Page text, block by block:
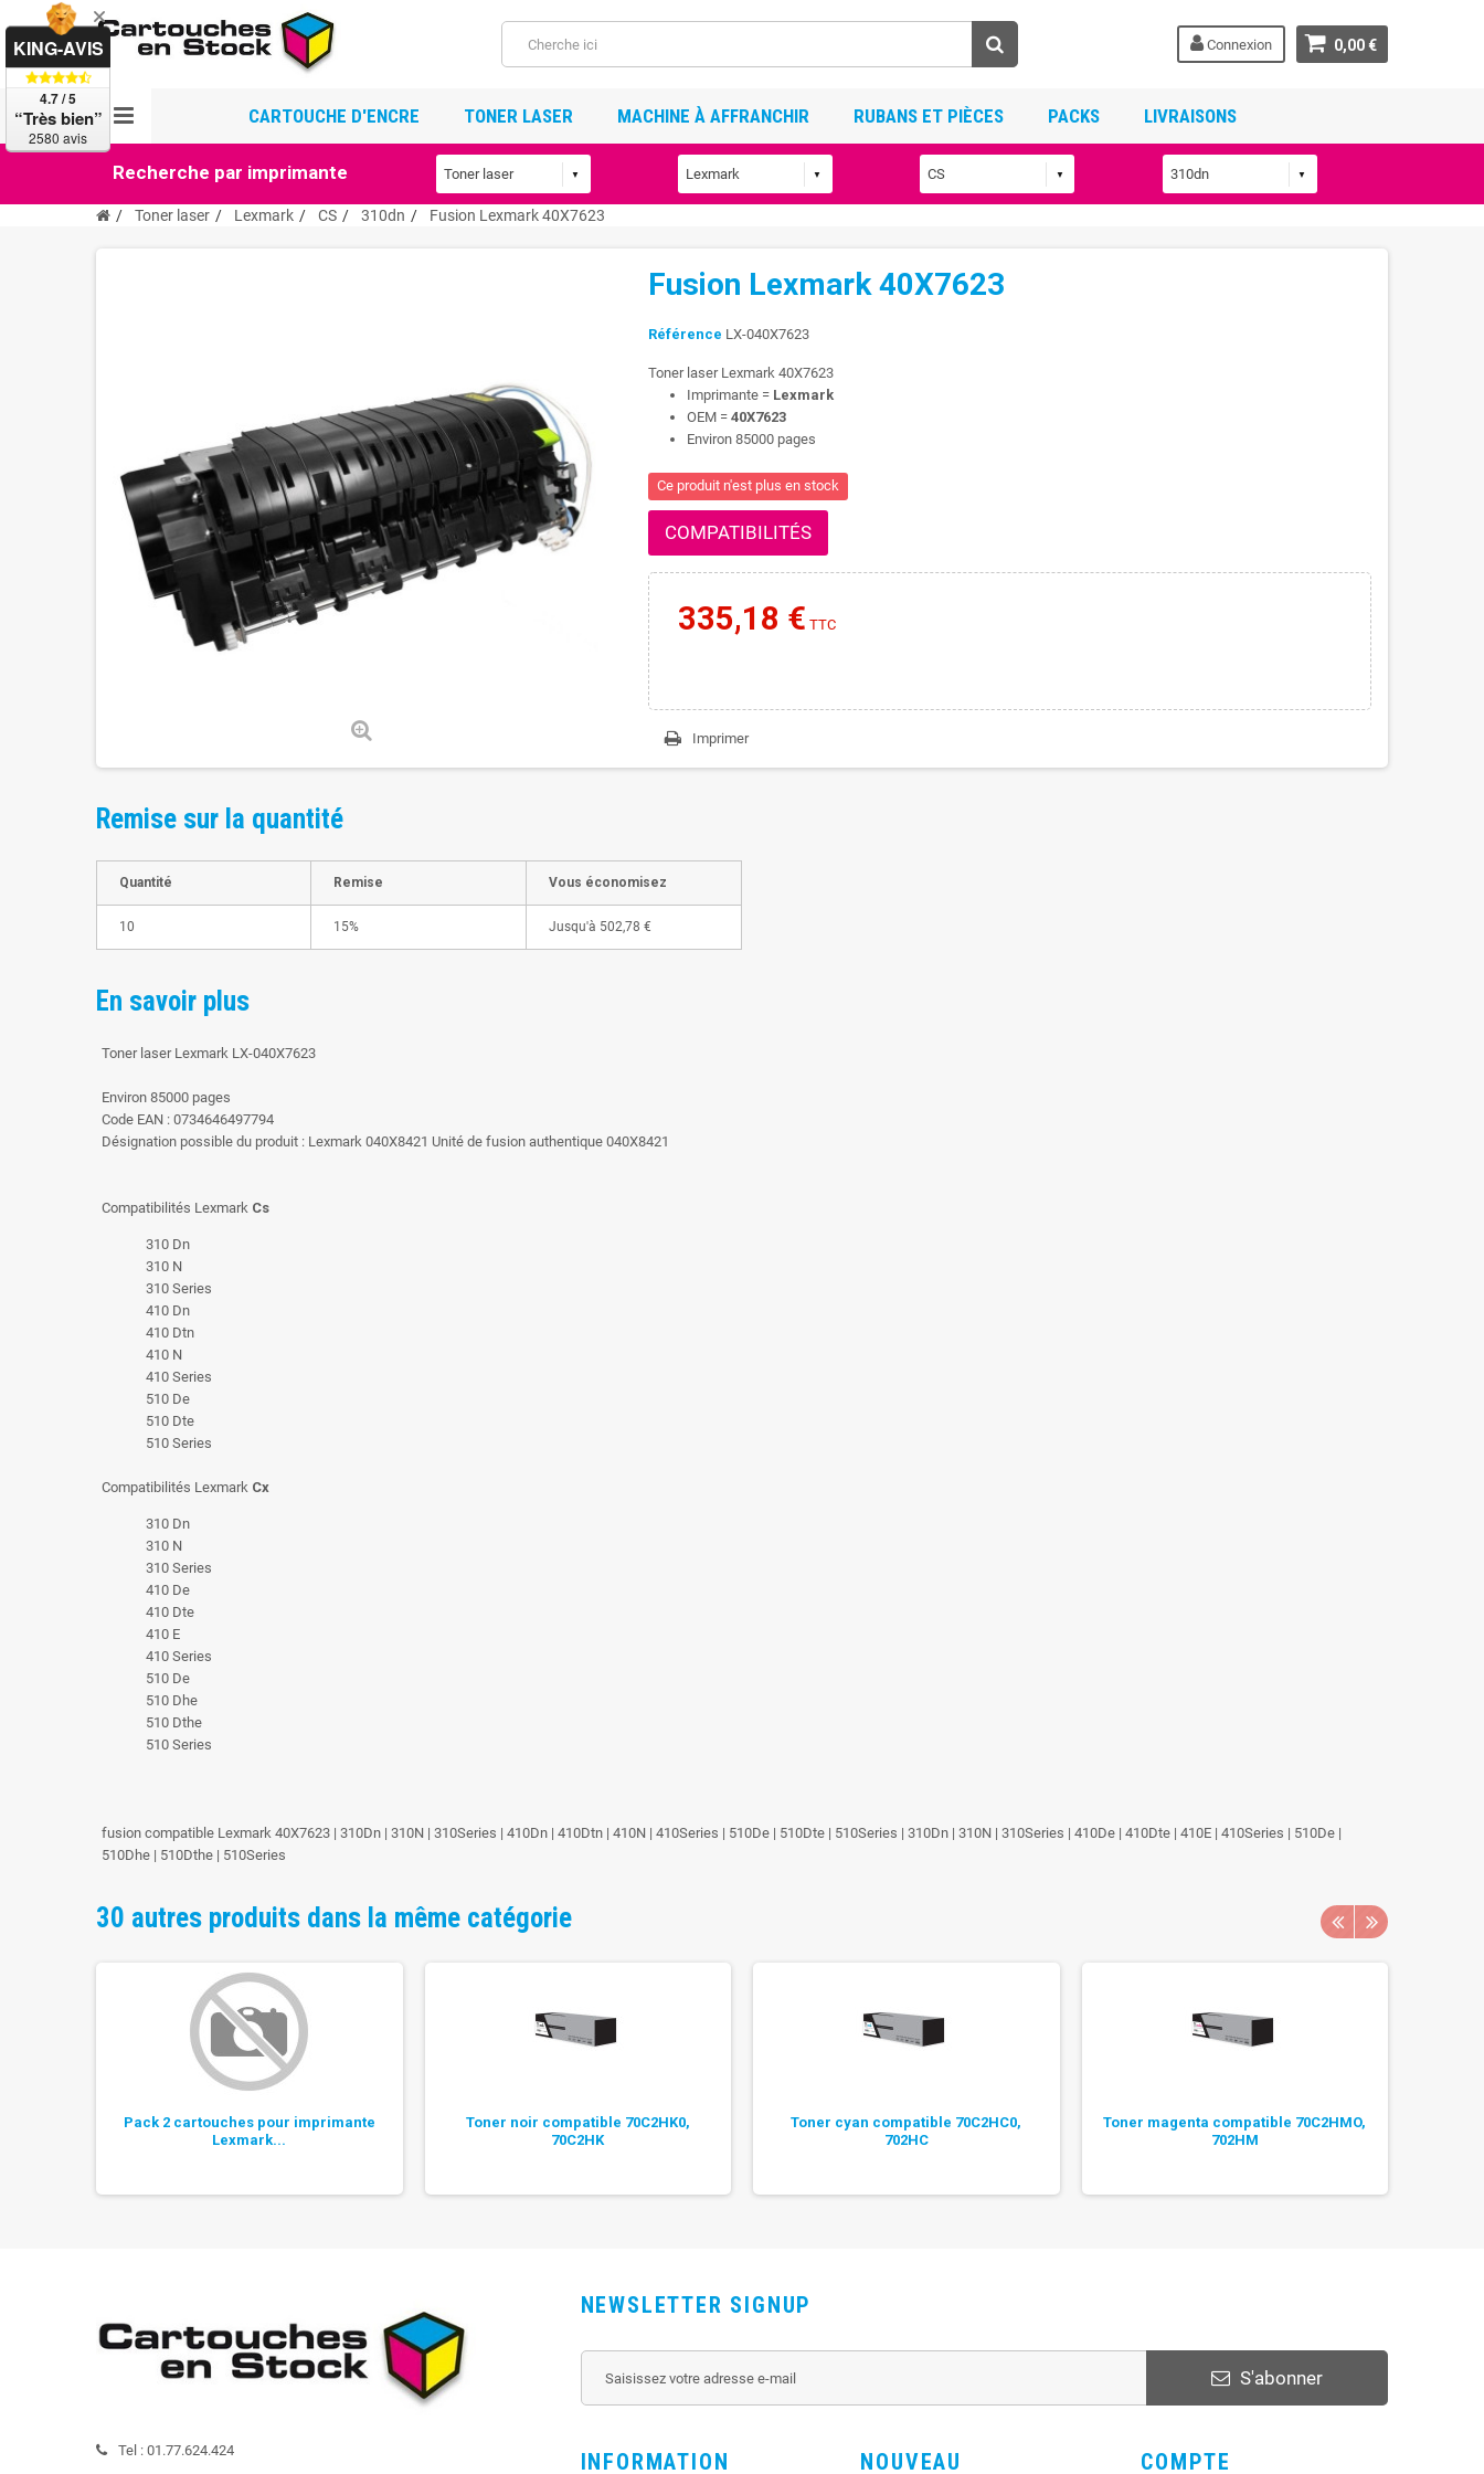
0,00 €
Connexion
CARTOUCHE D'ENCRE TONER LASER MACHINE À AFFRANCHIR RUBANS ET PIÈCES PACKS LIVRAISONS
Recherche par imprimante
Toner laser Lexmark CS 310dn Fusion Lexmark 40X7623
Fusion Lexmark 40X7623
Référence LX-040X7623
Toner laser Lexmark 40X7623
Imprimante = Lexmark
OEM = 40X7623
Environ 85000 pages
Ce produit n'est plus en stock
COMPATIBILITÉS
335,18 € TTC
Imprimer
Remise sur la quantité
Quantité Remise Vous économisez
10 15% Jusqu'à 502,78 €
En savoir plus
Toner laser Lexmark LX-040X7623
Environ 85000 pages
Code EAN : 0734646497794
Désignation possible du produit : Lexmark 040X8421 Unité de fusion authentique 040X8421
Compatibilités Lexmark Cs
310 Dn
310 N
310 Series
410 Dn
410 Dtn
410 N
410 Series
510 De
510 Dte
510 Series
Compatibilités Lexmark Cx
310 Dn
310 N
310 Series
410 De
410 Dte
410 E
410 Series
510 De
510 Dhe
510 Dthe
510 Series
fusion compatible Lexmark 40X7623 | 310Dn | 310N | 310Series | 410Dn | 410Dtn | 410N | 410Series | 510De | 510Dte | 510Series | 310Dn | 310N | 310Series | 410De | 410Dte | 410E | 410Series | 510De |
510Dhe | 510Dthe | 510Series
30 autres produits dans la même catégorie
Pack 2 cartouches pour imprimante
Lexmark...
Toner noir compatible 70C2HK0,
70C2HK
Toner cyan compatible 70C2HC0,
702HC
Toner magenta compatible 70C2HMO,
702HM
Tel : 01.77.624.424
NEWSLETTER SIGNUP
S'abonner
INFORMATION NOUVEAU COMPTE
KING-AVIS
4.7 / 5
“Très bien”
2580 avis